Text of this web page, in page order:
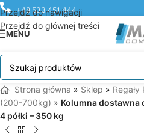
Przejdź do nawigacji
Przejdź do głównej treści
+48 533 451 444
MENU
Strona główna » Sklep » Regały
(200-700kg) » Kolumna dostawna
4 półki – 350 kg